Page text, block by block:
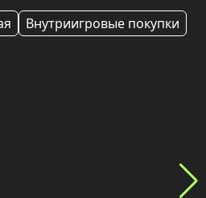
Внутриигровые покупки